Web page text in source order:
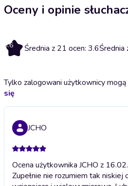
Oceny i opinie
3.6 Średnia z 21 ocen: 3.6Średnia
Tylko zalogowani użytkownicy
się
JCHO
Ocena użytkownika JCHO z
Zupełnie nie rozumiem tak niskiej